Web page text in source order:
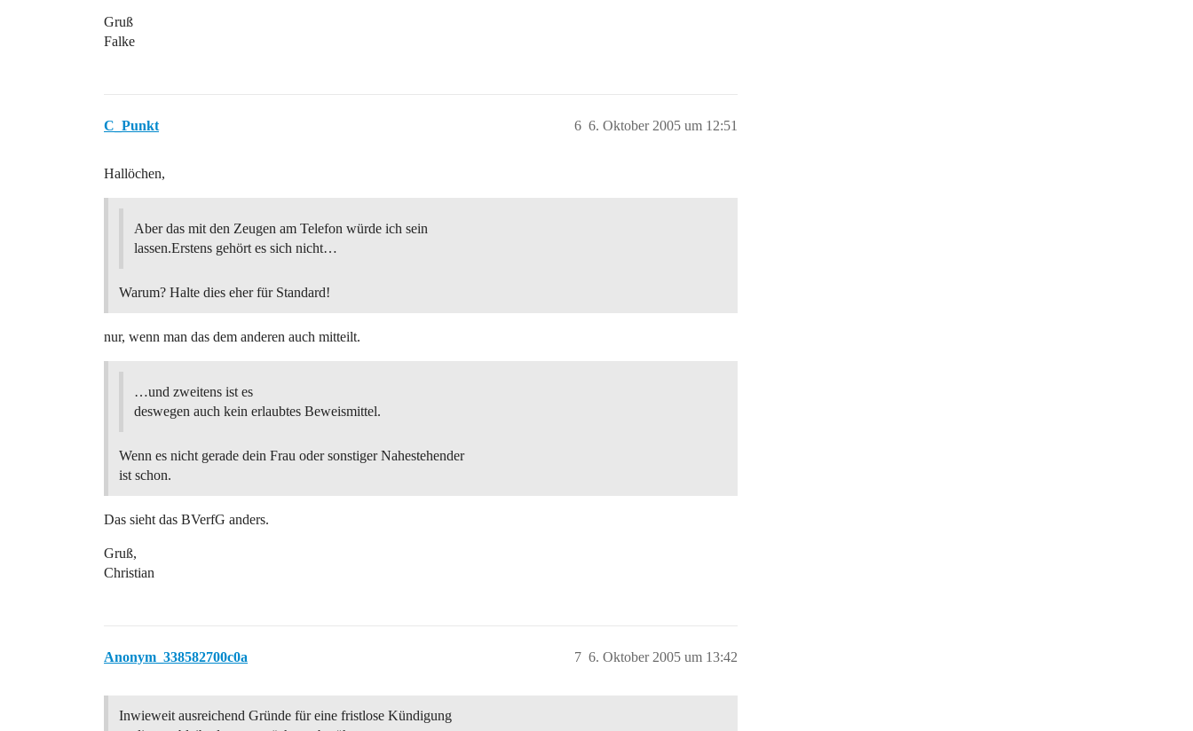
Gruß
Falke
C_Punkt 6. Oktober 2005 um 12:51
6
Hallöchen,
Aber das mit den Zeugen am Telefon würde ich sein
lassen.Erstens gehört es sich nicht…
Warum? Halte dies eher für Standard!
nur, wenn man das dem anderen auch mitteilt.
…und zweitens ist es
deswegen auch kein erlaubtes Beweismittel.
Wenn es nicht gerade dein Frau oder sonstiger Nahestehender
ist schon.
Das sieht das BVerfG anders.
Gruß,
Christian
Anonym_338582700c0a 6. Oktober 2005 um 13:42
7
Inwieweit ausreichend Gründe für eine fristlose Kündigung